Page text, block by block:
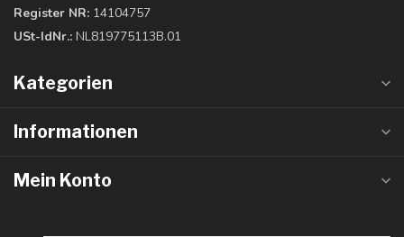
Register NR: 14104757
USt-IdNr.: NL819775113B.01
Kategorien
Informationen
Mein Konto